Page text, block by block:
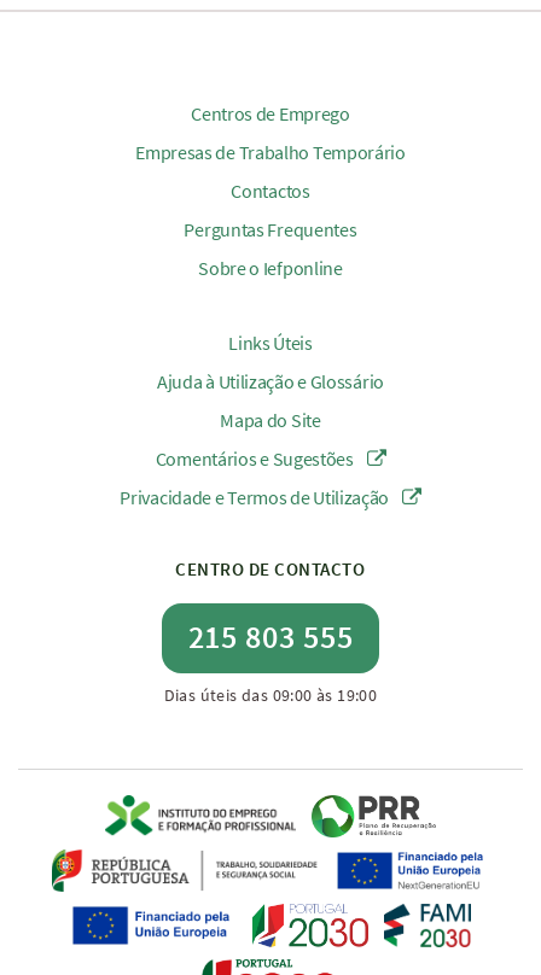
Centros de Emprego
Empresas de Trabalho Temporário
Contactos
Perguntas Frequentes
Sobre o Iefponline
Links Úteis
Ajuda à Utilização e Glossário
Mapa do Site
Comentários e Sugestões
Privacidade e Termos de Utilização
CENTRO DE CONTACTO
215 803 555
Dias úteis das 09:00 às 19:00